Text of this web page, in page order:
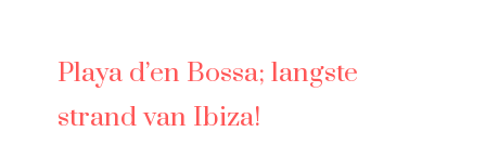
Playa d’en Bossa; langste
strand van Ibiza!